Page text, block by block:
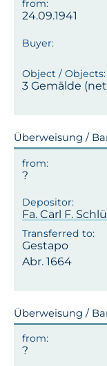
24.09.1941
3 Gemälde
Überweisung /
Fa. Carl F.
Gestapo
Abr. 1664
Überweisung /